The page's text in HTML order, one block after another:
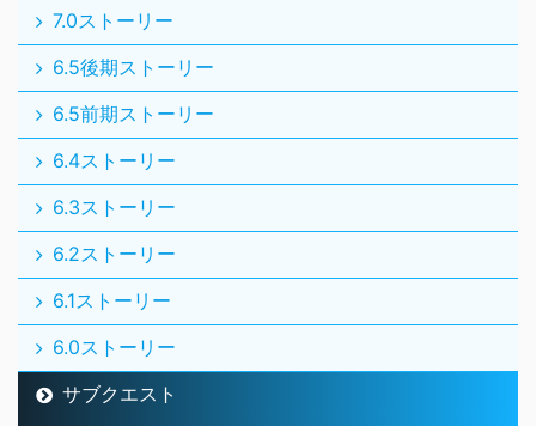
7.0ストーリー
6.5後期ストーリー
6.5前期ストーリー
6.4ストーリー
6.3ストーリー
6.2ストーリー
6.1ストーリー
6.0ストーリー
サブクエスト